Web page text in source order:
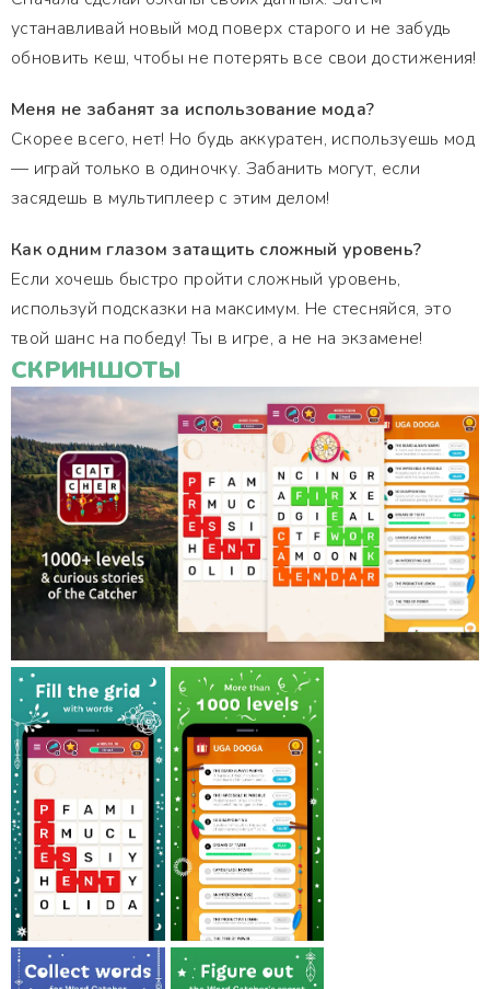
устанавливай новый мод поверх старого и не забудь
обновить кеш, чтобы не потерять все свои достижения!
Меня не забанят за использование мода?
Скорее всего, нет! Но будь аккуратен, используешь мод
— играй только в одиночку. Забанить могут, если
засядешь в мультиплеер с этим делом!
Как одним глазом затащить сложный уровень?
Если хочешь быстро пройти сложный уровень,
используй подсказки на максимум. Не стесняйся, это
твой шанс на победу! Ты в игре, а не на экзамене!
СКРИНШОТЫ